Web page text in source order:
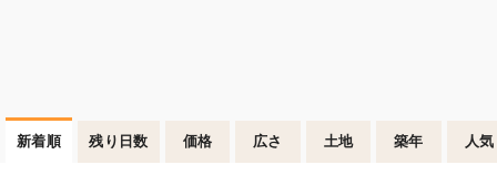
新着順 残り日数 価格 広さ 土地 築年 人気